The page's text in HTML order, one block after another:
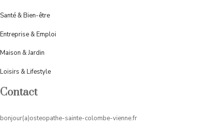
Santé & Bien-être
Entreprise & Emploi
Maison & Jardin
Loisirs & Lifestyle
Contact
bonjour(a)osteopathe-sainte-colombe-vienne.fr